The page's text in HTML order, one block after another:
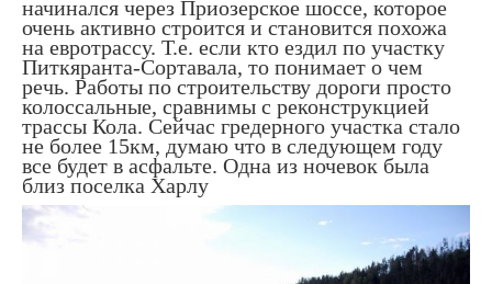
начинался через Приозерское шоссе, которое
очень активно строится и становится похожа
на евротрассу. Т.е. если кто ездил по участку
Питкяранта-Сортавала, то понимает о чем
речь. Работы по строительству дороги просто
колоссальные, сравнимы с реконструкцией
трассы Кола. Сейчас гредерного участка стало
не более 15км, думаю что в следующем году
все будет в асфальте. Одна из ночевок была
близ поселка Харлу